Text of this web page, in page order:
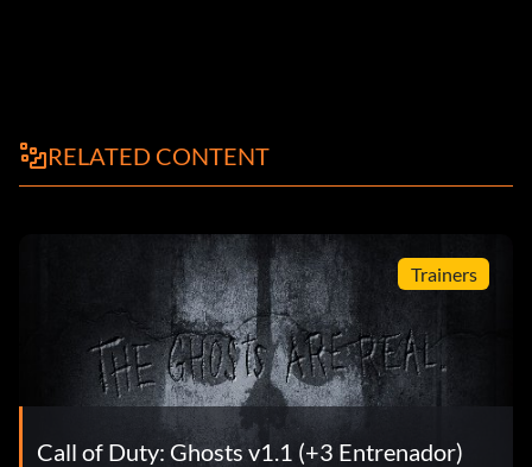
RELATED CONTENT
Trainers
Call of Duty: Ghosts v1.1 (+3 Entrenador)